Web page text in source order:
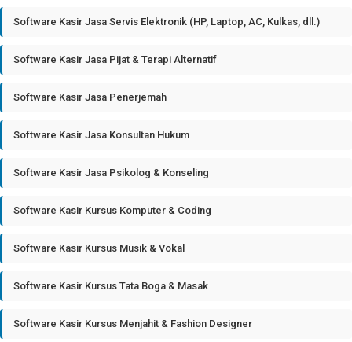
Software Kasir Jasa Servis Elektronik (HP, Laptop, AC, Kulkas, dll.)
Software Kasir Jasa Pijat & Terapi Alternatif
Software Kasir Jasa Penerjemah
Software Kasir Jasa Konsultan Hukum
Software Kasir Jasa Psikolog & Konseling
Software Kasir Kursus Komputer & Coding
Software Kasir Kursus Musik & Vokal
Software Kasir Kursus Tata Boga & Masak
Software Kasir Kursus Menjahit & Fashion Designer